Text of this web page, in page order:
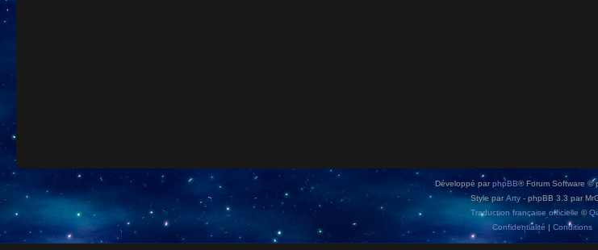
Développé parphpBB® Forum Software ©
Style par Arty - phpBB 3.3 par
Traduction française officielle ©
Confidentialité | Conditions